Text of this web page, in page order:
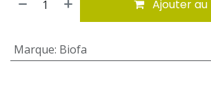
Ajouter
Marque: Biofa